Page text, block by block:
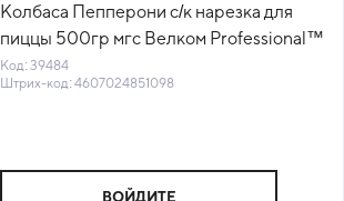
Колбаса Пепперони с/к нарезка для
пиццы 500гр мгс Велком Professional™
Павловская слобода (КОД 39484)
(-18°С)
Код: 39484
Штрих-код: 4607024851098
ВОЙДИТЕ